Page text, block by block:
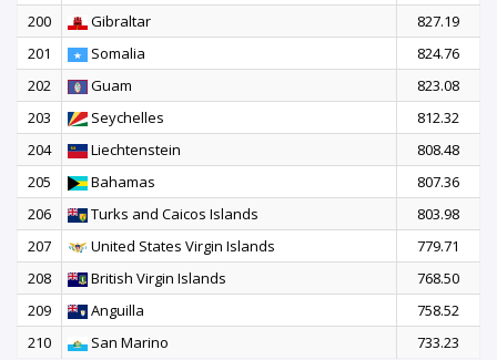
200
Gibraltar
827.19
201
Somalia
824.76
202
Guam
823.08
203
Seychelles
812.32
204
Liechtenstein
808.48
205
Bahamas
807.36
206
Turks and Caicos Islands
803.98
207
United States Virgin Islands
779.71
208
British Virgin Islands
768.50
209
Anguilla
758.52
210
San Marino 733.23